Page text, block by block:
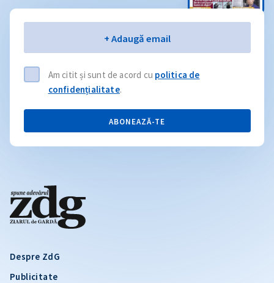
Despre ZdG
Publicitate
+ Adaugă email
Am citit și sunt de acord cu politica de
confidențialitate.
ABONEAZĂ-TE